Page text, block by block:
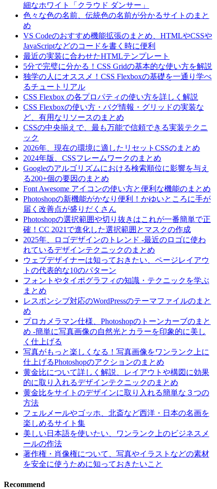
細なホワイト「クラウド ダンサー」
色々な色の名前、伝統色の名前が分かるサイトのまと
め
VS Codeのおすすめ機能拡張のまとめ、HTMLやCSSや
JavaScriptなどのコードを書く時に便利
最近の実装に合わせたHTMLテンプレート
5分で完璧に分かる！CSS Gridの基本的な使い方を解説
独学の人にオススメ！CSS Flexboxの基礎を一通り学べ
るチュートリアル
CSS Flexbox の各プロパティの使い方を詳しく解説
CSS Flexboxの使い方・バグ情報・グリッドの実装な
ど、有用なリソースのまとめ
CSSの中央揃えで、最も万能で信頼できる実装テクニ
ック
2026年、現在の環境に適したリセットCSSのまとめ
2024年版、CSSフレームワークのまとめ
Googleのアルゴリズムにおける検索順位に影響を与え
る200+個の要因のまとめ
Font Awesome アイコンの使い方と便利な機能のまとめ
Photoshopの新機能がかなり便利！かゆいところに手が
届く改善点が盛りだくさん
Photoshopの選択範囲や切り抜きはこれが一番簡単で正
確！CC 2021で進化した選択範囲とマスクの作成
2025年、ロゴデザインのトレンド -最近のロゴに使わ
れているデザインテクニックのまとめ
ウェブデザイナーは知っておきたい、ページレイアウ
トの代表的な10のパターン
フォントやタイポグラフィの知識・テクニックを学ぶ
まとめ
レスポンシブ対応のWordPressのテーマファイルのまと
め
プロカメラマン仕様、Photoshopのトーンカーブのまと
め -簡単に写真画像の自然光とカラーを印象的に美し
く仕上げる
写真がもっと楽しくなる！写真画像をワンランク上に
仕上げるPhotoshopのアクションのまとめ
黄金比について詳しく解説、レイアウトや構図に効果
的に取り入れるデザインテクニックのまとめ
黄金比をサイトのデザインに取り入れる簡単な３つの
方法
フェルメールやゴッホ、北斎など西洋・日本の名画を
楽しめるサイト集
美しい日本語を使いたい、ワンランク上のビジネスメ
ールの作法
著作権・肖像権について、写真やイラストなどの素材
を安全に使うために知っておきたいこと
Recommend